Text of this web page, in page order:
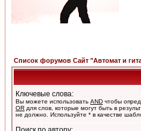
Список форумов Сайт "Автомат и
Ключевые слова:
Вы можете использовать AND чтобы
OR для слов, которые могут быть в
не должно. Используйте * в качестве